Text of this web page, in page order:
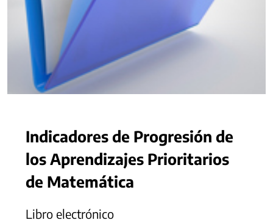
Indicadores de Progresión de
los Aprendizajes Prioritarios
de Matemática
Libro electrónico